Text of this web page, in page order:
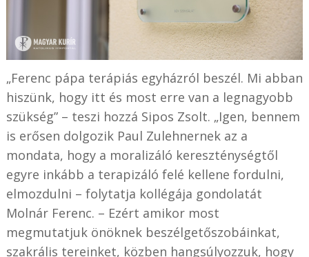
„Ferenc pápa terápiás egyházról beszél. Mi abban
hiszünk, hogy itt és most erre van a legnagyobb
szükség” – teszi hozzá Sipos Zsolt. „Igen, bennem
is erősen dolgozik Paul Zulehnernek az a
mondata, hogy a moralizáló kereszténységtől
egyre inkább a terapizáló felé kellene fordulni,
elmozdulni – folytatja kollégája gondolatát
Molnár Ferenc. – Ezért amikor most
megmutatjuk önöknek beszélgetőszobáinkat,
szakrális tereinket, közben hangsúlyozzuk, hogy